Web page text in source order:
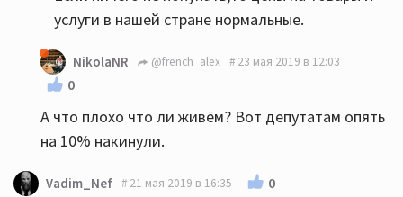
услуги в нашей стране нормальные.
NikolaNR @french_alex 23 мая 2019 в 12:03
0
А что плохо что ли живём? Вот депутатам опять
на 10% накинули.
Vadim_Nef 21 мая 2019 в 16:35 0